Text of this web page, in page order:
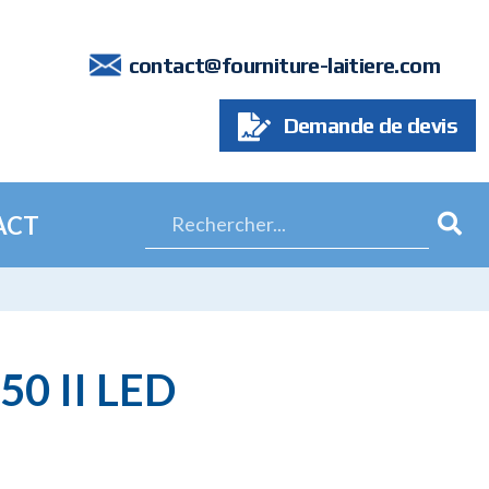
contact@fourniture-laitiere.com
Demande de devis
II LED